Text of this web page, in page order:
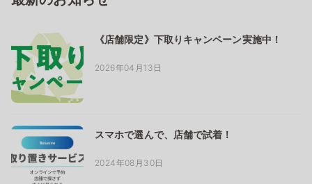
《店舗限定》下取りキャンペーン実施中！
2026年04月13日
スマホで選んで、店舗で試着！
2024年08月30日